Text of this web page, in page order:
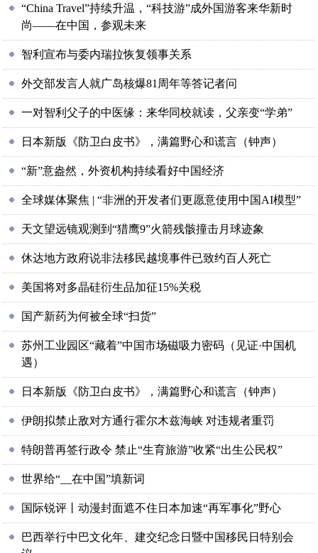
“China Travel”持续升温，“科技游”成外国游客来华新时
尚——在中国，参观未来
智利宣布与委内瑞拉恢复领事关系
外交部发言人就广岛核爆81周年等答记者问
一对智利父子的中医缘：来华同校就读，父亲变“学弟”
日本新版《防卫白皮书》，满篇野心和谎言（钟声）
“新”意盎然，外资机构持续看好中国经济
全球媒体聚焦 | “非洲的开发者们更愿意使用中国AI模型”
天文望远镜观测到“猎鹰9”火箭残骸撞击月球迹象
休达地方政府说非法移民越境事件已致约百人死亡
美国将对多晶硅衍生品加征15%关税
国产新药为何被全球“扫货”
苏州工业园区“藏着”中国市场磁吸力密码（见证·中国机
遇）
日本新版《防卫白皮书》，满篇野心和谎言（钟声）
伊朗拟禁止敌对方通行霍尔木兹海峡 对违规者重罚
特朗普再签行政令 禁止“生育旅游”收紧“出生公民权”
世界给“__在中国”填新词
国际锐评丨动漫封面遮不住日本加速“再军事化”野心
巴西举行中巴文化年、建交纪念日暨中国移民日特别会